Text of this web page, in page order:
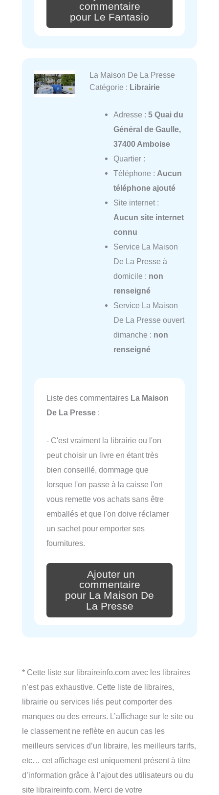
commentaire
pour Le Fantasio
La Maison De La Presse
Catégorie : Librairie
Adresse : 5 Quai du
Général de Gaulle,
37400 Amboise
Quartier :
Téléphone : Aucun
téléphone ajouté
Site internet :
Aucun site internet
connu
Service La Maison
De La Presse à
domicile : non
renseigné
Service La Maison
De La Presse ouvert
dimanche : non
renseigné
Liste des commentaires La Maison
De La Presse :
- C'est vraiment la librairie ou l'on
peut choisir un livre en étant très
bien conseillé, dommage que
lorsque l'on passe à la caisse l'on
vous remette vos achats sans être
emballés et que l'on doive réclamer
un sachet pour emporter ses
fournitures.
Ajouter un
commentaire
pour La Maison De
La Presse
* Cette liste sur libraireinfo.com avec les libraires
n’est pas exhaustive. Cette liste de libraires,
librairie ou services liés peut comporter des
manques ou des erreurs. L’affichage sur le site ou
le classement ne reflète en aucun cas les
meilleurs services d’un libraire, les meilleurs tarifs,
etc… cet affichage est uniquement présent à titre
d’information grâce à l’ajout des utilisateurs ou du
site libraireinfo.com. Merci de votre